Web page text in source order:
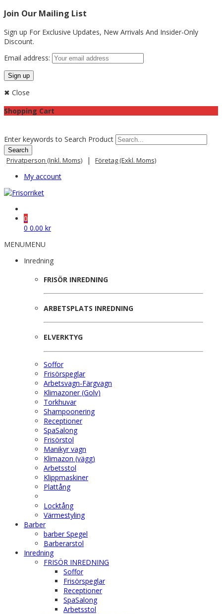
Join Our Mailing List
Sign up For Exclusive Updates, New Arrivals And Insider-Only
Discount.
Email address:
✖ Close
Shopping Cart
Enter keywords to Search Product
Privatperson (inkl. Moms) | Företag (exkl. Moms)
My account
0
0 0.00 kr
MENUMENU
Inredning
FRISÖR INREDNING
ARBETSPLATS INREDNING
ELVERKTYG
Soffor
Frisörspeglar
Arbetsvagn-Färgvagn
Klimazoner (Golv)
Torkhuvar
Shampoonering
Receptioner
SpaSalong
Frisörstol
Manikyr vagn
Klimazon (vägg)
Arbetsstol
Klippmaskiner
Plattång
Locktång
Värmestyling
Barber
barber Spegel
Barberarstol
Inredning
FRISÖR INREDNING
Soffor
Frisörspeglar
Receptioner
SpaSalong
Arbetsstol